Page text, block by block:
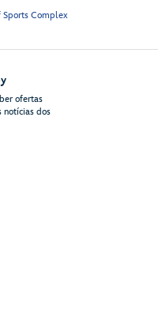
Sports Complex
ofertas
notícias dos